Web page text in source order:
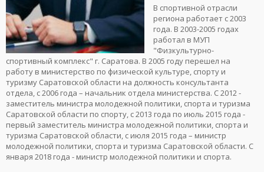
В спортивной отрасли
региона работает с 2003
года. В 2003-2005 годах
работал в МУП
"Физкультурно-
спортивный комплекс" г. Саратова. В 2005 году перешел на
работу в министерство по физической культуре, спорту и
туризму Саратовской области на должность консультанта
отдела, с 2006 года – начальник отдела министерства. С 2012 -
заместитель министра молодежной политики, спорта и туризма
Саратовской области по спорту, с 2013 года по июль 2015 года -
первый заместитель министра молодежной политики, спорта и
туризма Саратовской области, с июля 2015 года – министр
молодежной политики, спорта и туризма Саратовской области. С
января 2018 года - министр молодежной политики и спорта.